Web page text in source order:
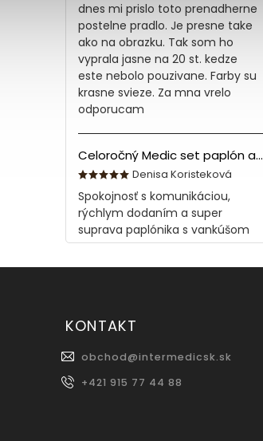
dnes mi prislo toto prenadherne
postelne pradlo. Je presne take
ako na obrazku. Tak som ho
vyprala jasne na 20 st. kedze
este nebolo pouzivane. Farby su
krasne svieze. Za mna vrelo
odporucam
Celoročný Medic set paplón a vankúš z bavlny
Denisa Koristeková
Spokojnosť s komunikáciou,
rýchlym dodaním a super
suprava paplónika s vankúšom
KONTAKT
obchod@intermedicsk.sk
+421 915 77 44 88